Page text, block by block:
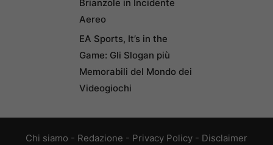
Brianzole in Incidente
Aereo
EA Sports, It’s in the
Game: Gli Slogan più
Memorabili del Mondo dei
Videogiochi
Chi siamo - Redazione - Privacy Policy - Disclaimer